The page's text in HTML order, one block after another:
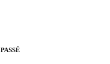
PASSÉ